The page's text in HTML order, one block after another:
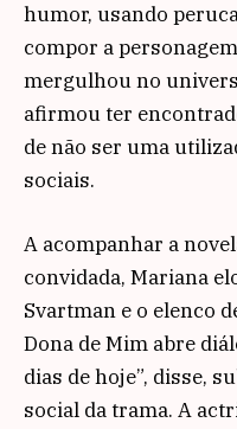
humor, usando
compor a
mergulhou no
afirmou ter
de não ser uma
sociais.
A acompanhar a
convidada, Mariana
Svartman e o elenco
Dona de Mim abre
dias de hoje”, disse,
social da trama. A